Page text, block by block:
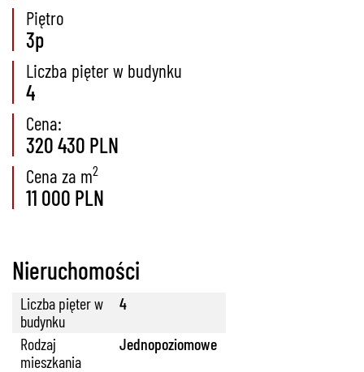
Piętro
3p
Liczba pięter w budynku
4
Cena:
320 430 PLN
Cena za m2
11 000 PLN
Nieruchomości
Liczba pięter w
budynku
4
Rodzaj
mieszkania
Jednopoziomowe